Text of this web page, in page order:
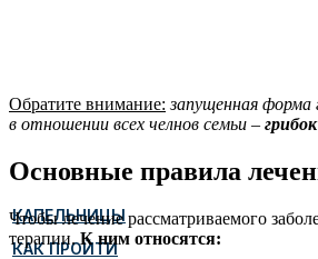
КАПЕЛЬНИЦЫ
КАК ПРОЙТИ
Обратите внимание: запущенная форма
в отношении всех челнов семьи –
Основные правила
Чтобы лечение рассматриваемого
терапии.К ним относятся: